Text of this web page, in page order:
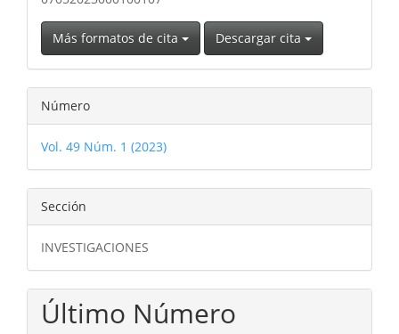
Más formatos de cita Descargar cita
Número
Vol. 49 Núm. 1 (2023)
Sección
INVESTIGACIONES
Último Número